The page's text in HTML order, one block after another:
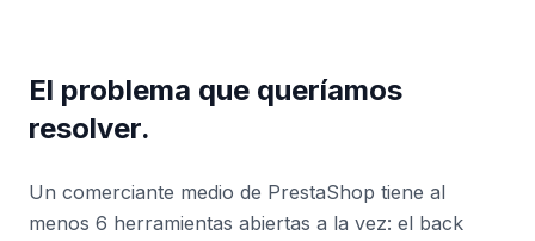
El problema que queríamos
resolver.
Un comerciante medio de PrestaShop tiene al
menos 6 herramientas abiertas a la vez: el back